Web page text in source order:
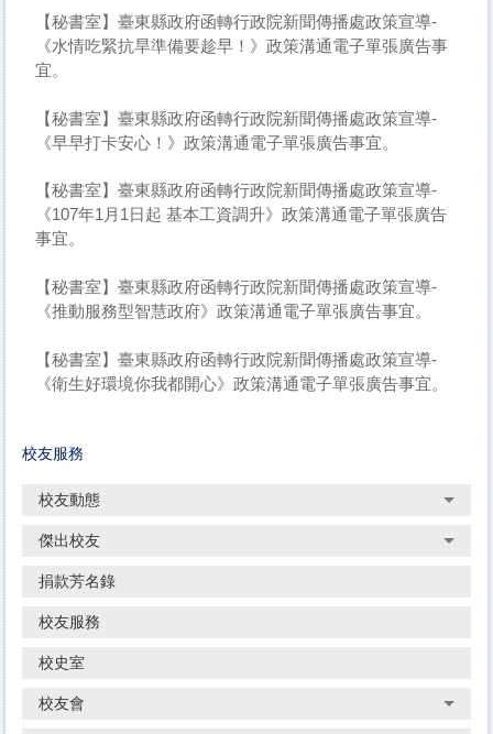
【秘書室】臺東縣政府函轉行政院新聞傳播處政策宣導-
《水情吃緊抗旱準備要趁早！》政策溝通電子單張廣告事
宜。
【秘書室】臺東縣政府函轉行政院新聞傳播處政策宣導-
《早早打卡安心！》政策溝通電子單張廣告事宜。
【秘書室】臺東縣政府函轉行政院新聞傳播處政策宣導-
《107年1月1日起 基本工資調升》政策溝通電子單張廣告
事宜。
【秘書室】臺東縣政府函轉行政院新聞傳播處政策宣導-
《推動服務型智慧政府》政策溝通電子單張廣告事宜。
【秘書室】臺東縣政府函轉行政院新聞傳播處政策宣導-
《衛生好環境你我都開心》政策溝通電子單張廣告事宜。
校友服務
校友動態
傑出校友
捐款芳名錄
校友服務
校史室
校友會